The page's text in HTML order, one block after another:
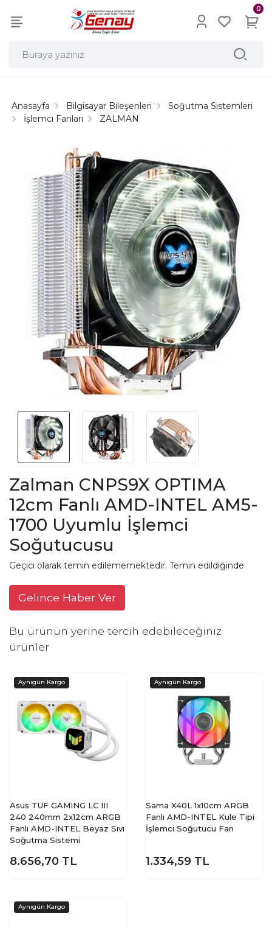
0
Anasayfa Bilgisayar Bileşenleri
Soğutma Sistemleri
İşlemci Fanları
ZALMAN
Zalman CNPS9X OPTIMA
12cm Fanlı AMD-INTEL AM5-
1700 Uyumlu İşlemci
Soğutucusu
Geçici olarak temin edilememektedir. Temin edildiğinde
Gelince Haber Ver
Bu ürünün yerine tercih edebileceğiniz
ürünler
Asus TUF GAMING LC III
240 240mm 2x12cm ARGB
Fanlı AMD-INTEL Beyaz Sıvı
Soğutma Sistemi
8.656,70 TL
Sama X40L 1x10cm ARGB
Fanlı AMD-INTEL Kule Tipi
İşlemci Soğutucu Fan
1.334,59 TL